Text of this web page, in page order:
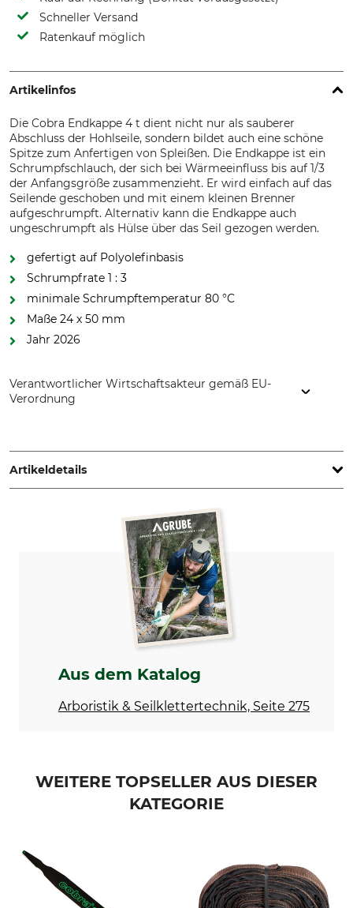
Schneller Versand
Ratenkauf möglich
Artikelinfos
Die Cobra Endkappe 4 t dient nicht nur als sauberer
Abschluss der Hohlseile, sondern bildet auch eine schöne
Spitze zum Anfertigen von Spleißen. Die Endkappe ist ein
Schrumpfschlauch, der sich bei Wärmeeinfluss bis auf 1/3
der Anfangsgröße zusammenzieht. Er wird einfach auf das
Seilende geschoben und mit einem kleinen Brenner
aufgeschrumpft. Alternativ kann die Endkappe auch
ungeschrumpft als Hülse über das Seil gezogen werden.
gefertigt auf Polyolefinbasis
Schrumpfrate 1 : 3
minimale Schrumpftemperatur 80 °C
Maße 24 x 50 mm
Jahr 2026
Verantwortlicher Wirtschaftsakteur gemäß EU-
Verordnung
70178 Stuttgart, Germany, www.cobranet.de
Artikeldetails
Produkttyp
Endkappe
Länge
24 mm
Aus dem Katalog
Arboristik & Seilklettertechnik, Seite 275
WEITERE TOPSELLER AUS DIESER
KATEGORIE